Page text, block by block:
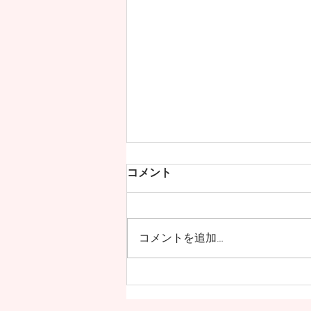
コメント
コメントを追加…